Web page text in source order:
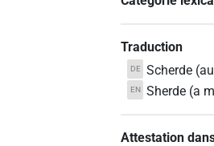
Traduction
DE Scherde
EN Sherde (a
Attestation